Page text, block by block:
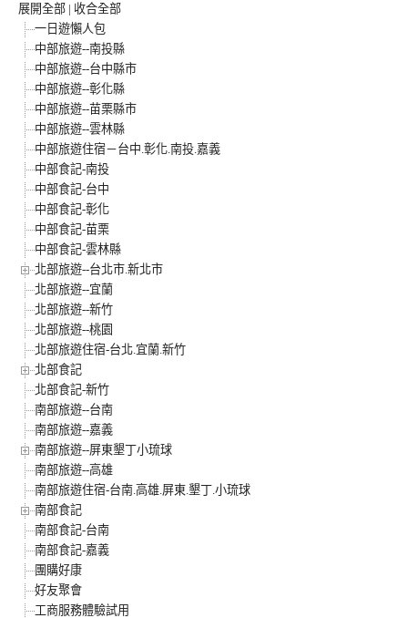
展開全部 | 收合全部
一日遊懶人包
中部旅遊--南投縣
中部旅遊--台中縣市
中部旅遊--彰化縣
中部旅遊--苗栗縣市
中部旅遊--雲林縣
中部旅遊住宿－台中.彰化.南投.嘉義
中部食記-南投
中部食記-台中
中部食記-彰化
中部食記-苗栗
中部食記-雲林縣
北部旅遊--台北市.新北市
北部旅遊--宜蘭
北部旅遊--新竹
北部旅遊--桃園
北部旅遊住宿-台北.宜蘭.新竹
北部食記
北部食記-新竹
南部旅遊--台南
南部旅遊--嘉義
南部旅遊--屏東墾丁小琉球
南部旅遊--高雄
南部旅遊住宿-台南.高雄.屏東.墾丁.小琉球
南部食記
南部食記-台南
南部食記-嘉義
團購好康
好友聚會
工商服務體驗試用